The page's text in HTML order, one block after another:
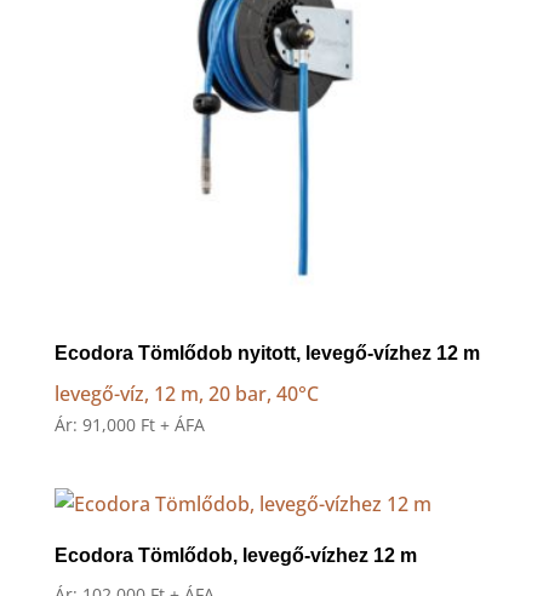
Ecodora Tömlődob nyitott, levegő-vízhez 12 m
levegő-víz, 12 m, 20 bar, 40°C
Ár: 91,000 Ft + ÁFA
Ecodora Tömlődob, levegő-vízhez 12 m